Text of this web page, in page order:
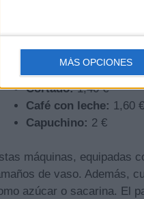
MÁS OPCIONES
Cortado:1,40 €
Café con leche: 1,60 €
Capuchino: 2 €
máquinas, equipadas
de vaso. Además,
azúcar o sacarina. El